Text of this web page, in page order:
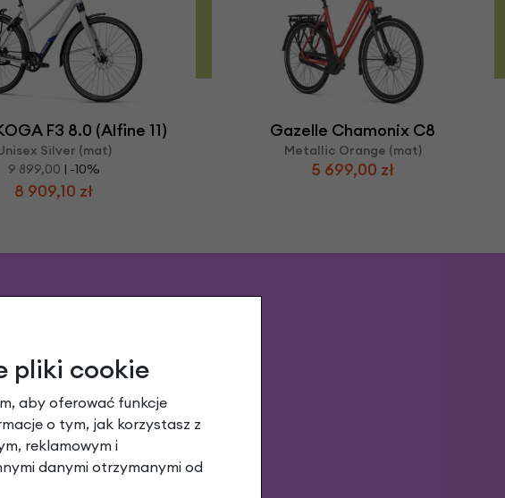
F3 8.0 (Alfine 11)
Silver (mat)
9 899,00 | -10%
8 909,10 zł
Gazelle Chamonix C8
Metallic Orange (mat)
5 699,00 zł
pliki cookie
aby oferować funkcje
o tym, jak korzystasz z
reklamowym i
danymi otrzymanymi od